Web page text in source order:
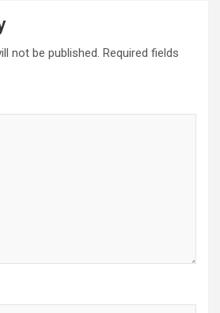
not be published. Required fields